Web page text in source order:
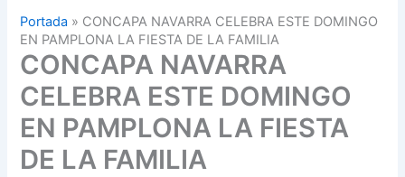
Portada » CONCAPA NAVARRA CELEBRA ESTE DOMINGO
EN PAMPLONA LA FIESTA DE LA FAMILIA
CONCAPA NAVARRA
CELEBRA ESTE DOMINGO
EN PAMPLONA LA FIESTA
DE LA FAMILIA